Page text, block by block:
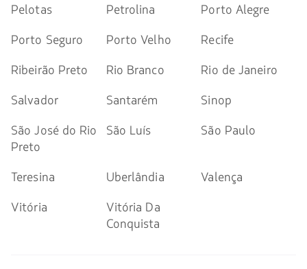
Pelotas
Petrolina
Porto Alegre
Porto Seguro
Porto Velho
Recife
Ribeirão Preto
Rio Branco
Rio de Janeiro
Salvador
Santarém
Sinop
São José do Rio
Preto
São Luís São Paulo
Teresina Uberlândia
Valença
Vitória
Vitória Da
Conquista